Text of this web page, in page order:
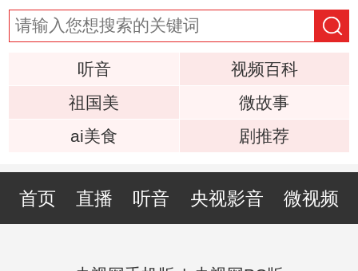
听音
视频百科
祖国美
微故事
ai美食
剧推荐
首页 直播 听音 央视影音 微视频